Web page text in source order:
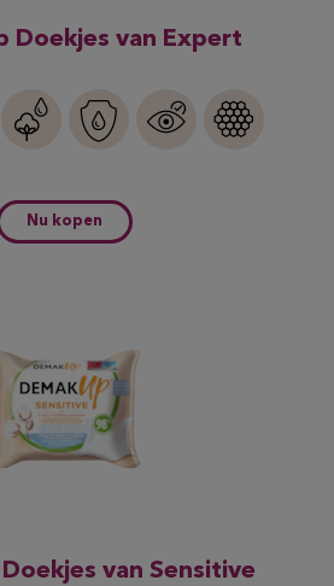
Doekjes van Expert
Nu kopen
van Sensitive